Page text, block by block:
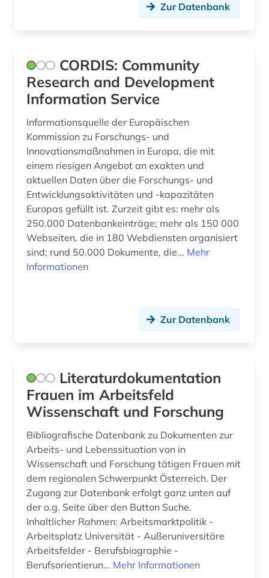
Zur Datenbank
CORDIS: Community
Research and Development
Information Service
Informationsquelle der Europäischen
Kommission zu Forschungs- und
Innovationsmaßnahmen in Europa, die mit
einem riesigen Angebot an exakten und
aktuellen Daten über die Forschungs- und
Entwicklungsaktivitäten und -kapazitäten
Europas gefüllt ist. Zurzeit gibt es: mehr als
250.000 Datenbankeinträge; mehr als 150 000
Webseiten, die in 180 Webdiensten organisiert
sind; rund 50.000 Dokumente, die... Mehr
Informationen
Zur Datenbank
Literaturdokumentation
Frauen im Arbeitsfeld
Wissenschaft und Forschung
Bibliografische Datenbank zu Dokumenten zur
Arbeits- und Lebenssituation von in
Wissenschaft und Forschung tätigen Frauen mit
dem regionalen Schwerpunkt Österreich. Der
Zugang zur Datenbank erfolgt ganz unten auf
der o.g. Seite über den Button Suche.
Inhaltlicher Rahmen: Arbeitsmarktpolitik -
Arbeitsplatz Universität - Außeruniversitäre
Arbeitsfelder - Berufsbiographie -
Berufsorientierun... Mehr Informationen